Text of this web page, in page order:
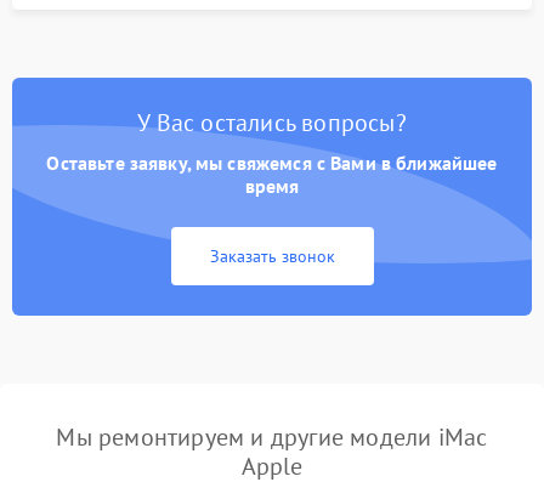
У Вас остались вопросы?
Оставьте заявку, мы свяжемся с Вами в ближайшее
время
Заказать звонок
Мы ремонтируем и другие модели iMac
Apple